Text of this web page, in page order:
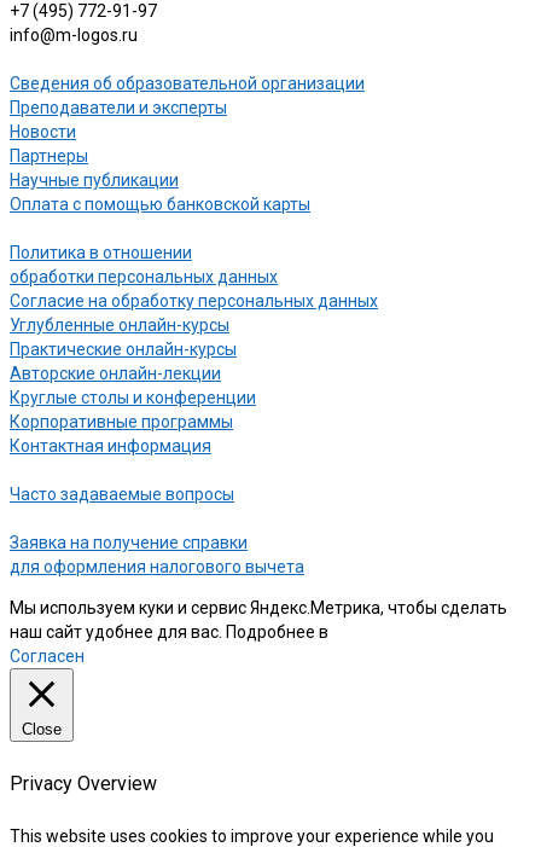
+7 (495) 772-91-97
info@m-logos.ru
Сведения об образовательной организации
Преподаватели и эксперты
Новости
Партнеры
Научные публикации
Оплата с помощью банковской карты
Политика в отношении
обработки персональных данных
Согласие на обработку персональных данных
Углубленные онлайн-курсы
Практические онлайн-курсы
Авторские онлайн-лекции
Круглые столы и конференции
Корпоративные программы
Контактная информация
Часто задаваемые вопросы
Заявка на получение справки
для оформления налогового вычета
Мы используем куки и сервис Яндекс.Метрика, чтобы сделать
наш сайт удобнее для вас. Подробнее в
Согласен
Close
Privacy Overview
This website uses cookies to improve your experience while you